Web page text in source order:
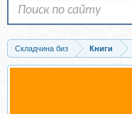
Складчина биз Книги